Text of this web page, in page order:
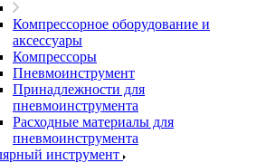
Компрессорное оборудование и
аксессуары
Компрессоры
Пневмоинструмент
Принадлежности для
пневмоинструмента
Расходные материалы для
пневмоинструмента
инструмент